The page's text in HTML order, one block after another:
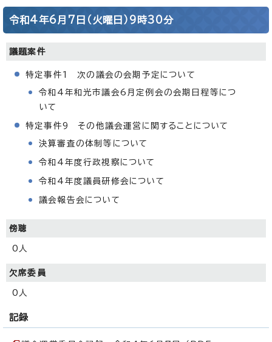
令和4年6月7日（火曜日）9時30分
議題案件
特定事件1 次の議会の会期予定について
令和4年和光市議会6月定例会の会期日程等につ
いて
特定事件9 その他議会運営に関することについて
決算審査の体制等について
令和4年度行政視察について
令和4年度議員研修会について
議会報告会について
傍聴
0人
欠席委員
0人
記録